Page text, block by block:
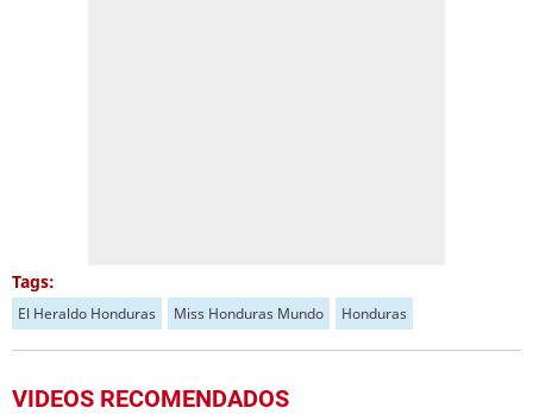
Tags:
El Heraldo Honduras Miss Honduras Mundo Honduras
VIDEOS RECOMENDADOS